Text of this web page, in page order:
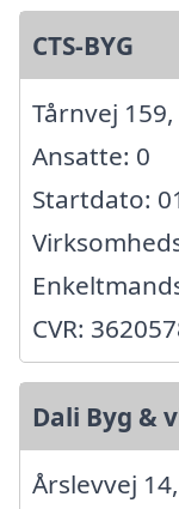
CTS-BYG
Tårnvej
Ansatte: 0
Startdato:
CVR:
Dali Byg &
Årslevvej